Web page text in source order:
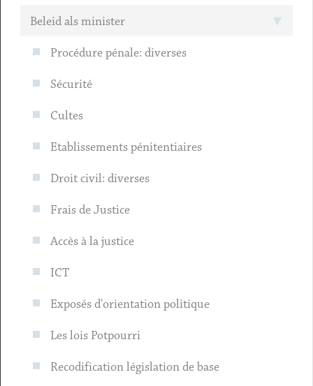
Beleid als minister
Procédure pénale: diverses
Sécurité
Cultes
Etablissements pénitentiaires
Droit civil: diverses
Frais de Justice
Accès à la justice
ICT
Exposés d'orientation politique
Les lois Potpourri
Recodification législation de base